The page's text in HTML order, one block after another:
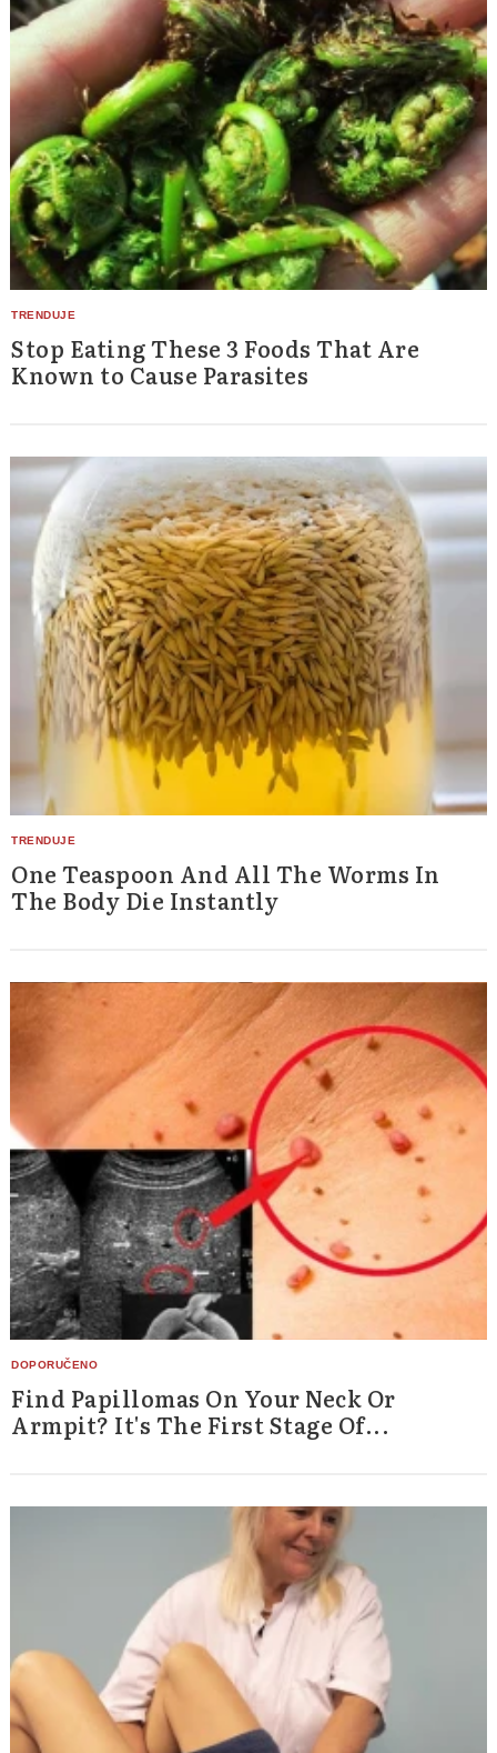
Stop Eating These 3 Foods That Are
Known to Cause Parasites
One Teaspoon And All The Worms In
The Body Die Instantly
Find Papillomas On Your Neck Or
Armpit? It's The First Stage Of...